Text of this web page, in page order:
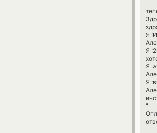
Я
Я
Я
Я
"